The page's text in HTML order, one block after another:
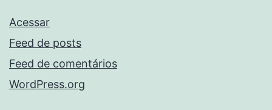
Acessar
Feed de posts
Feed de comentários
WordPress.org